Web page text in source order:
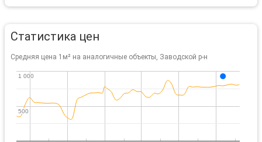
Статистика цен
Средняя цена 1м² на аналогичные объекты, Заводской р-н
500
500
1 000
1 000